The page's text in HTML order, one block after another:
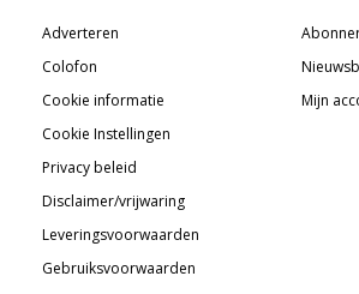
Adverteren
Colofon
Cookie informatie
Cookie Instellingen
Privacy beleid
Disclaimer/vrijwaring
Leveringsvoorwaarden
Gebruiksvoorwaarden
Mijn